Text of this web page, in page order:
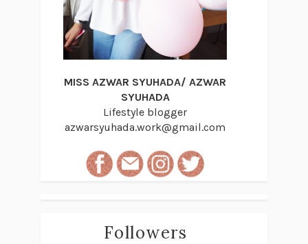
MISS AZWAR SYUHADA/ AZWAR
SYUHADA
Lifestyle blogger
azwarsyuhada.work@gmail.com
Followers